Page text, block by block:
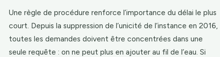
Une règle de procédure renforce l’importance du délai le plus
court. Depuis la suppression de l’unicité de l’instance en 2016,
toutes les demandes doivent être concentrées dans une
seule requête : on ne peut plus en ajouter au fil de l’eau. Si